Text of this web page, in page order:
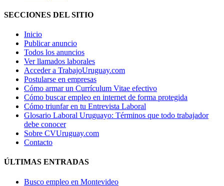
SECCIONES DEL SITIO
Inicio
Publicar anuncio
Todos los anuncios
Ver llamados laborales
Acceder a TrabajoUruguay.com
Postularse en empresas
Cómo armar un Currículum Vitae efectivo
Cómo buscar empleo en internet de forma protegida
Cómo triunfar en tu Entrevista Laboral
Glosario Laboral Uruguayo: Términos que todo trabajador
debe conocer
Sobre CVUruguay.com
Contacto
ÚLTIMAS ENTRADAS
Busco empleo en Montevideo